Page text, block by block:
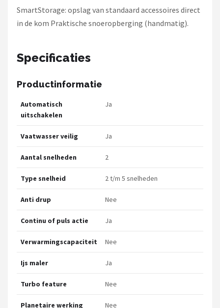
SmartStorage: opslag van standaard accessoires direct
in de kom Praktische snoeropberging (handmatig).
Specificaties
Productinformatie
Automatisch
uitschakelen
Ja
Vaatwasser veilig Ja
Aantal snelheden 2
Type snelheid 2 t/m 5 snelheden
Anti drup Nee
Continu of puls actie Ja
Verwarmingscapaciteit Nee
Ijs maler Ja
Turbo feature Nee
Planetaire werking Nee